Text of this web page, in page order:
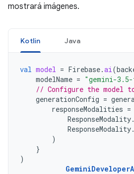
mostrará imágenes.
Kotlin Java
val model = Firebase.ai (
modelName = "gemini-
// Configure the model
generationConfig =
responseModalities =
ResponseModality.
ResponseModality.
)
}
)